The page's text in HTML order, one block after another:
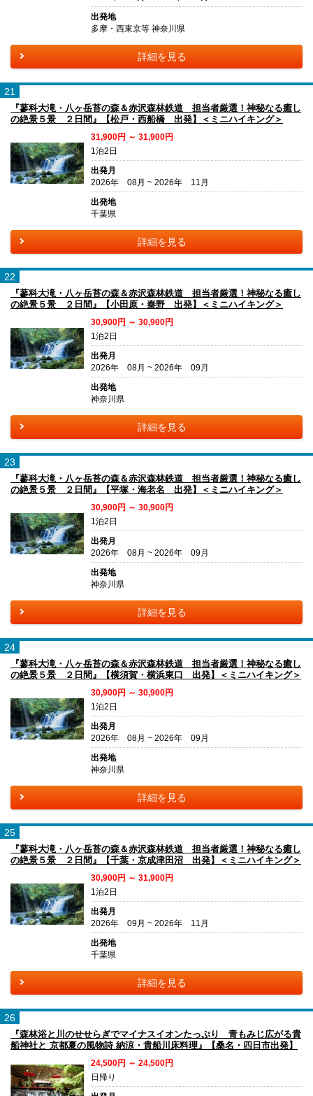
出発地
多摩・西東京等 神奈川県
詳細を見る
21
『蓼科大滝・八ヶ岳苔の森＆赤沢森林鉄道 担当者厳選！神秘なる癒し
の絶景５景 ２日間』【松戸・西船橋 出発】＜ミニハイキング＞
31,900円 ～ 31,900円
1泊2日
出発月
2026年 08月 ~ 2026年 11月
出発地
千葉県
詳細を見る
22
『蓼科大滝・八ヶ岳苔の森＆赤沢森林鉄道 担当者厳選！神秘なる癒し
の絶景５景 ２日間』【小田原・秦野 出発】＜ミニハイキング＞
30,900円 ～ 30,900円
1泊2日
出発月
2026年 08月 ~ 2026年 09月
出発地
神奈川県
詳細を見る
23
『蓼科大滝・八ヶ岳苔の森＆赤沢森林鉄道 担当者厳選！神秘なる癒し
の絶景５景 ２日間』【平塚・海老名 出発】＜ミニハイキング＞
30,900円 ～ 30,900円
1泊2日
出発月
2026年 08月 ~ 2026年 09月
出発地
神奈川県
詳細を見る
24
『蓼科大滝・八ヶ岳苔の森＆赤沢森林鉄道 担当者厳選！神秘なる癒し
の絶景５景 ２日間』【横須賀・横浜東口 出発】＜ミニハイキング＞
30,900円 ～ 30,900円
1泊2日
出発月
2026年 08月 ~ 2026年 09月
出発地
神奈川県
詳細を見る
25
『蓼科大滝・八ヶ岳苔の森＆赤沢森林鉄道 担当者厳選！神秘なる癒し
の絶景５景 ２日間』【千葉・京成津田沼 出発】＜ミニハイキング＞
30,900円 ～ 31,900円
1泊2日
出発月
2026年 09月 ~ 2026年 11月
出発地
千葉県
詳細を見る
26
『森林浴と川のせせらぎでマイナスイオンたっぷり 青もみじ広がる貴
船神社と 京都夏の風物詩 納涼・貴船川床料理』【桑名・四日市出発】
24,500円 ～ 24,500円
日帰り